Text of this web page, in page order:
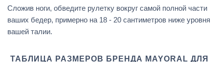
Сложив ноги, обведите рулетку вокруг самой полной части
ваших бедер, примерно на 18 - 20 сантиметров ниже уровня
вашей талии.
ТАБЛИЦА РАЗМЕРОВ БРЕНДА MAYORAL ДЛЯ